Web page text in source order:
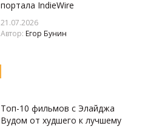
портала IndieWire
21.07.2026
Автор: Егор Бунин
Топ-10 фильмов с Элайджа
Вудом от худшего к лучшему